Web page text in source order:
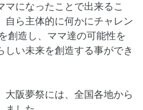
になったことで出来るこ
自ら主体的に何かにチャレン
創造し、ママ達の可能性を
い未来を創造する事ができ
大阪夢祭には、全国各地から